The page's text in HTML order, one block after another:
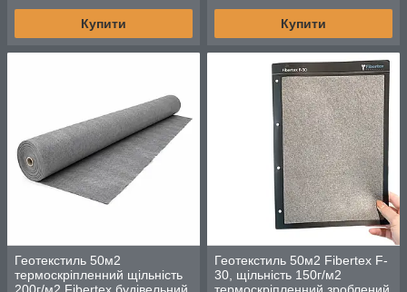
Купити Купити
Геотекстиль 50м2
термоскріпленний щільність
Геотекстиль 50м2 Fibertex F-
30, щільність 150г/м2